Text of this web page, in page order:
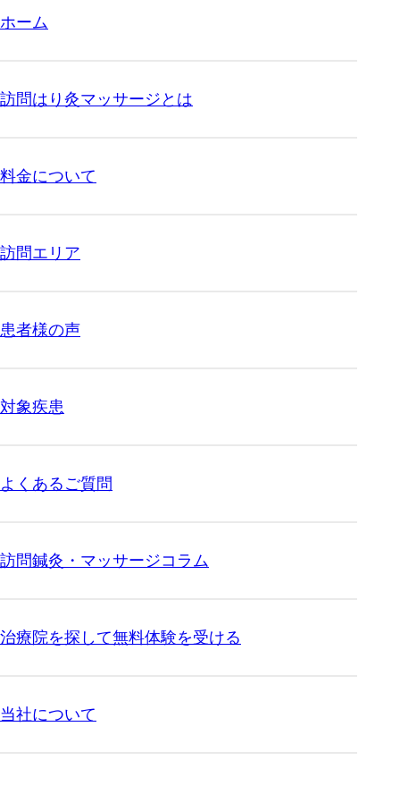
ホーム
訪問はり灸マッサージとは
料金について
訪問エリア
患者様の声
対象疾患
よくあるご質問
訪問鍼灸・マッサージコラム
治療院を探して無料体験を受ける
当社について